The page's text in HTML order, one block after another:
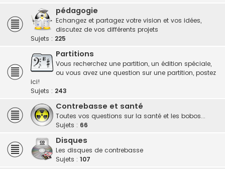
pédagogie
Echangez et partagez votre vision et vos idées,
discutez de vos différents projets
Sujets : 225
Partitions
Vous recherchez une partition, un édition spéciale,
ou vous avez une question sur une partition, postez
ici!
Sujets : 243
Contrebasse et santé
Toutes vos questions sur la santé et les bobos...
Sujets : 66
Disques
Les disques de contrebasse
Sujets : 107